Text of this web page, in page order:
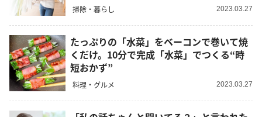
掃除・暮らし 2023.03.27
たっぷりの「水菜」をベーコンで巻いて焼
くだけ。10分で完成「水菜」でつくる“時
短おかず”
料理・グルメ 2023.03.27